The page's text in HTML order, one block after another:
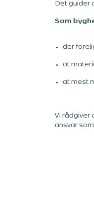
Det guider
Som
der
at
at mest
Vi rådgiver
ansvar